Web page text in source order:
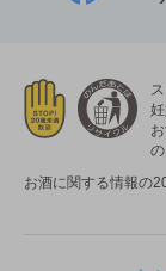
お酒に関する情報の